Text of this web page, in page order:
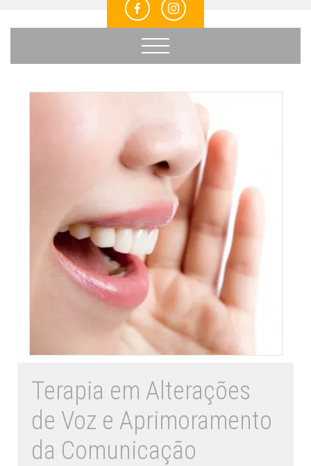
Terapia em Alterações
de Voz e Aprimoramento
da Comunicação